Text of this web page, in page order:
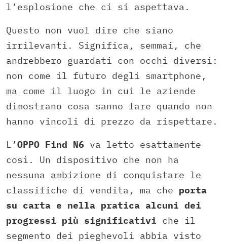
l’esplosione che ci si aspettava.
Questo non vuol dire che siano
irrilevanti. Significa, semmai, che
andrebbero guardati con occhi diversi:
non come il futuro degli smartphone,
ma come il luogo in cui le aziende
dimostrano cosa sanno fare quando non
hanno vincoli di prezzo da rispettare.
L’OPPO Find N6 va letto esattamente
così. Un dispositivo che non ha
nessuna ambizione di conquistare le
classifiche di vendita, ma che porta
su carta e nella pratica alcuni dei
progressi più significativi che il
segmento dei pieghevoli abbia visto